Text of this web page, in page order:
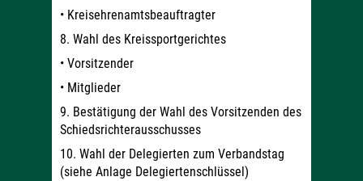
• Kreisehrenamtsbeauftragter
8. Wahl des Kreissportgerichtes
• Vorsitzender
• Mitglieder
9. Bestätigung der Wahl des Vorsitzenden des
Schiedsrichterausschusses
10. Wahl der Delegierten zum Verbandstag
(siehe Anlage Delegiertenschlüssel)